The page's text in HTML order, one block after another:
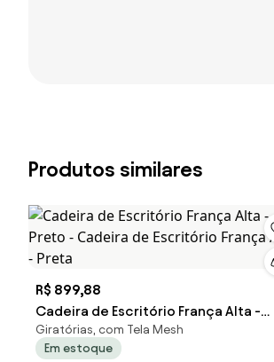
Produtos similares
R$ 899,88
Cadeira de Escritório França Alta -
Preto - Cadeira de Escritório França
Alta - Preta
Giratórias, com Tela Mesh
Em estoque